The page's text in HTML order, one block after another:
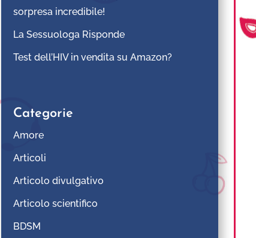
sorpresa incredibile!
La Sessuologa Risponde
Test dell’HIV in vendita su Amazon?
Categorie
Amore
Articoli
Articolo divulgativo
Articolo scientifico
BDSM